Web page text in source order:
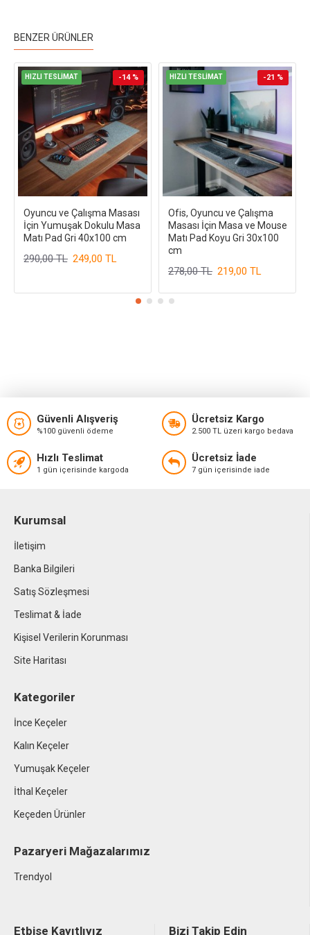
BENZER ÜRÜNLER
HIZLI TESLİMAT -14 %
Oyuncu ve Çalışma Masası
İçin Yumuşak Dokulu Masa
Matı Pad Gri 40x100 cm
249,00 TL
290,00 TL
HIZLI TESLİMAT -21 %
Ofis, Oyuncu ve Çalışma
Masası İçin Masa ve Mouse
Matı Pad Koyu Gri 30x100
cm
219,00 TL
278,00 TL
Güvenli Alışveriş
%100 güvenli ödeme
Ücretsiz Kargo
2.500 TL üzeri kargo bedava
Hızlı Teslimat
1 gün içerisinde kargoda
Ücretsiz İade
7 gün içerisinde iade
Kurumsal
İletişim
Banka Bilgileri
Satış Sözleşmesi
Teslimat & İade
Kişisel Verilerin Korunması
Site Haritası
Kategoriler
İnce Keçeler
Kalın Keçeler
Yumuşak Keçeler
İthal Keçeler
Keçeden Ürünler
Pazaryeri Mağazalarımız
Trendyol
Etbise Kayıtlıyız Bizi Takip Edin